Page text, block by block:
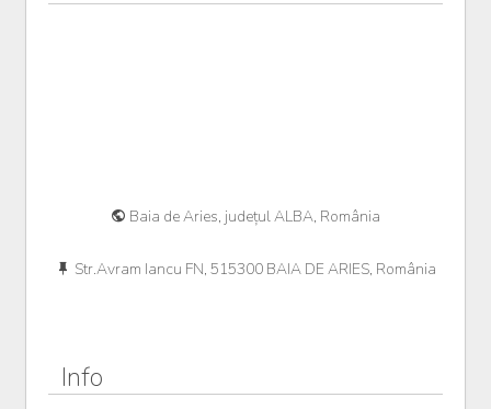
Baia de Aries, județul ALBA, România
Str.Avram Iancu FN, 515300 BAIA DE ARIES, România
Info